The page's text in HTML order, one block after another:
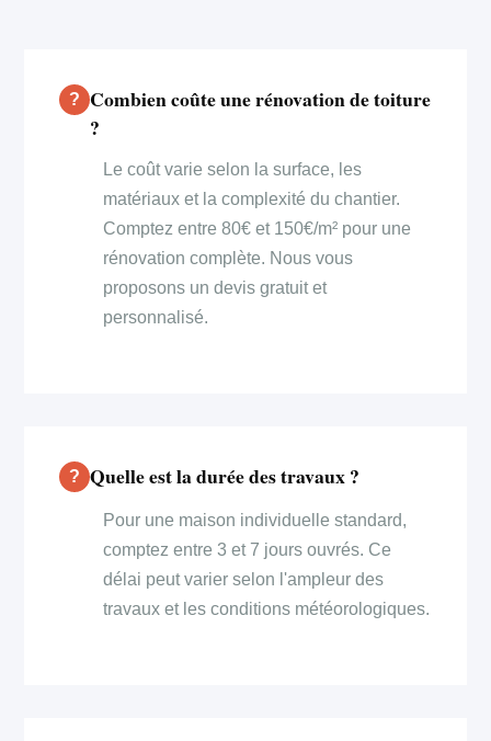
Combien coûte une rénovation de toiture
?
Le coût varie selon la surface, les
matériaux et la complexité du chantier.
Comptez entre 80€ et 150€/m² pour une
rénovation complète. Nous vous
proposons un devis gratuit et
personnalisé.
Quelle est la durée des travaux ?
Pour une maison individuelle standard,
comptez entre 3 et 7 jours ouvrés. Ce
délai peut varier selon l'ampleur des
travaux et les conditions météorologiques.